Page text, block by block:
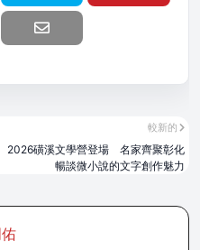
較新的
2026磺溪文學營登場 名家齊聚彰化
暢談微小說的文字創作魅力